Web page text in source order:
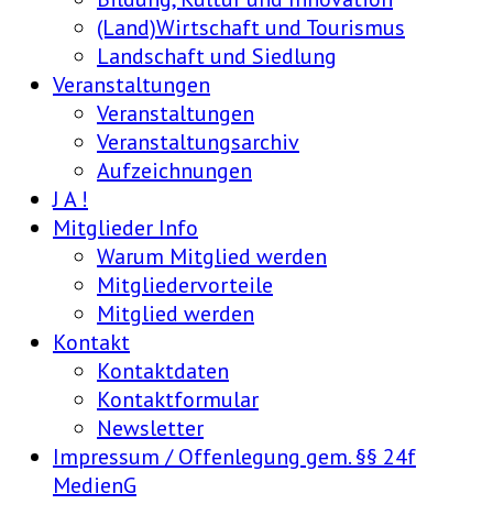
(Land)Wirtschaft und Tourismus
Landschaft und Siedlung
Veranstaltungen
Veranstaltungen
Veranstaltungsarchiv
Aufzeichnungen
J A !
Mitglieder Info
Warum Mitglied werden
Mitgliedervorteile
Mitglied werden
Kontakt
Kontaktdaten
Kontaktformular
Newsletter
Impressum / Offenlegung gem. §§ 24f
MedienG